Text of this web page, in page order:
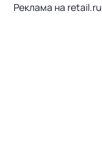
Реклама на retail.ru